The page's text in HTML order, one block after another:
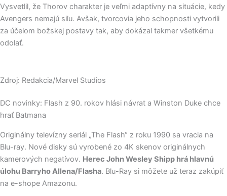
Vysvetlil, že Thorov charakter je veľmi adaptívny na situácie, kedy
Avengers nemajú silu. Avšak, tvorcovia jeho schopnosti vytvorili
za účelom božskej postavy tak, aby dokázal takmer všetkému
odolať.
Zdroj: Redakcia/Marvel Studios
DC novinky: Flash z 90. rokov hlási návrat a Winston Duke chce
hrať Batmana
Originálny televízny seriál „The Flash“ z roku 1990 sa vracia na
Blu-ray. Nové disky sú vyrobené zo 4K skenov originálnych
kamerových negatívov. Herec John Wesley Shipp hrá hlavnú
úlohu Barryho Allena/Flasha. Blu-Ray si môžete už teraz zakúpiť
na e-shope Amazonu.